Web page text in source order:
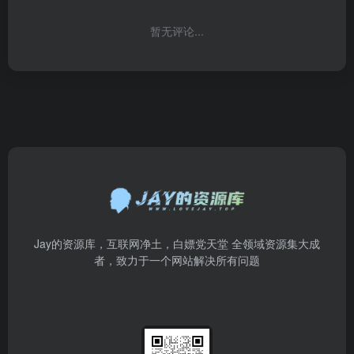
暂无评论...
Jay的资源库，互联网净土，白嫖党天堂 全领域资源集大成
者，致力于一个网站解决所有问题